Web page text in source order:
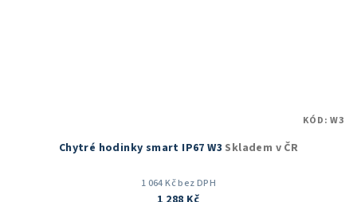
Chytré hodinky smart IP67 W3 Skladem v ČR
1 064 Kč bez DPH
KÓD:W3